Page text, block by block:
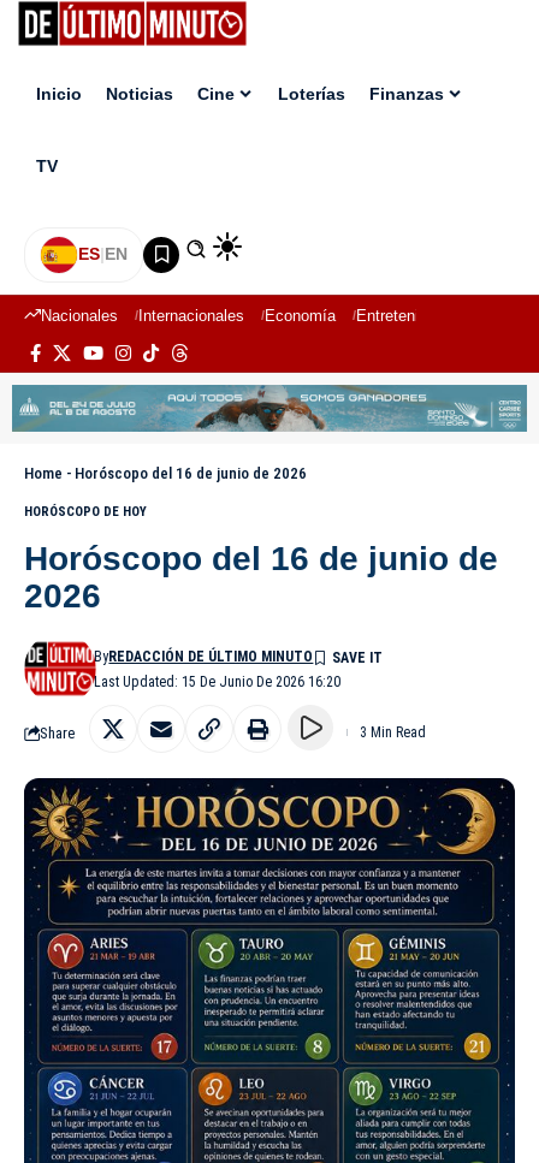
Inicio Noticias Cine Loterías Finanzas
TV
ES|EN
Nacionales Internacionales Economía Entretenimiento
Home - Horóscopo del 16 de junio de 2026
HORÓSCOPO DE HOY
Horóscopo del 16 de junio de
2026
Last Updated: 15 De Junio De 2026 16:20
ByREDACCIÓN DE ÚLTIMO MINUTO
Share 3 Min Read